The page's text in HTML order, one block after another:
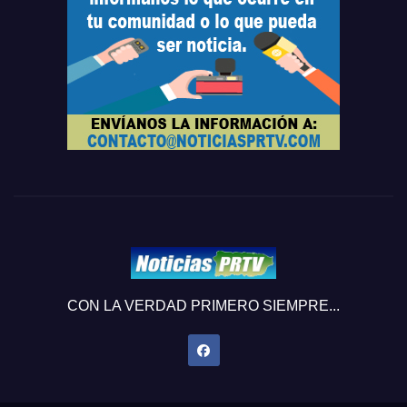
CON LA VERDAD PRIMERO SIEMPRE...